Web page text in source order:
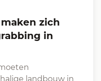
in
landbouw in